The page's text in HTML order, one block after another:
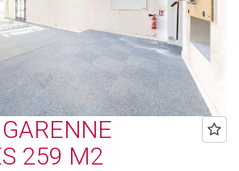
259 M2